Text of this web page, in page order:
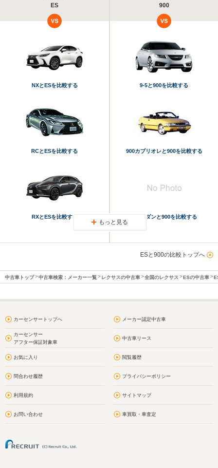
ES
900
NXとESを比較する
RCとESを比較する
RXとESを比較する
9-5と900を比較する
900カブリオレと900を比較する
900セダンと900を比較する
もっと見る
ESと900の比較トップへ
中古車トップ 中古車検索：メーカー一覧 レクサスの中古車 全国のレクサス ESの中古車
カーセンサートップへ メーカー認定中古車
カーセンサー
アフター保証対象車
中古車リース
お気に入り 閲覧履歴
問合わせ履歴 プライバシーポリシー
利用規約 サイトマップ
お問い合わせ 車買取・車査定